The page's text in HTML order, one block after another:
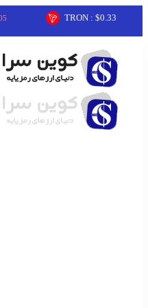
TRON : $0.33 0.24